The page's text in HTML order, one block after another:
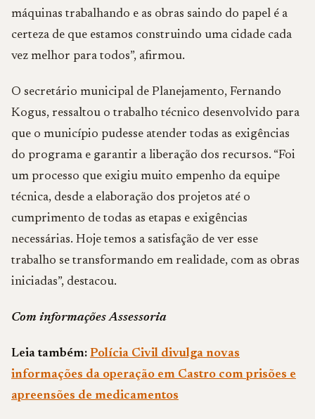
máquinas trabalhando e as obras saindo do papel é a
certeza de que estamos construindo uma cidade cada
vez melhor para todos”, afirmou.
O secretário municipal de Planejamento, Fernando
Kogus, ressaltou o trabalho técnico desenvolvido para
que o município pudesse atender todas as exigências
do programa e garantir a liberação dos recursos. “Foi
um processo que exigiu muito empenho da equipe
técnica, desde a elaboração dos projetos até o
cumprimento de todas as etapas e exigências
necessárias. Hoje temos a satisfação de ver esse
trabalho se transformando em realidade, com as obras
iniciadas”, destacou.
Com informações Assessoria
Leia também: Polícia Civil divulga novas
informações da operação em Castro com prisões e
apreensões de medicamentos